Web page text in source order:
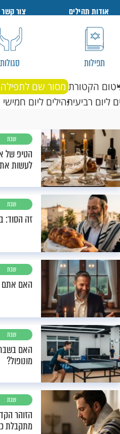
אודות תהילים צור קשר
תפילות סגולות
הקטורת מסור שם
ליום רביעיתהילים ליום חמישי
שבת
הטיפ של
לעשות
שבת
זה הסוד:
שבת
האם אתם
שבת
האם
מונופול?
שבת
הזוהר
מתקבלת